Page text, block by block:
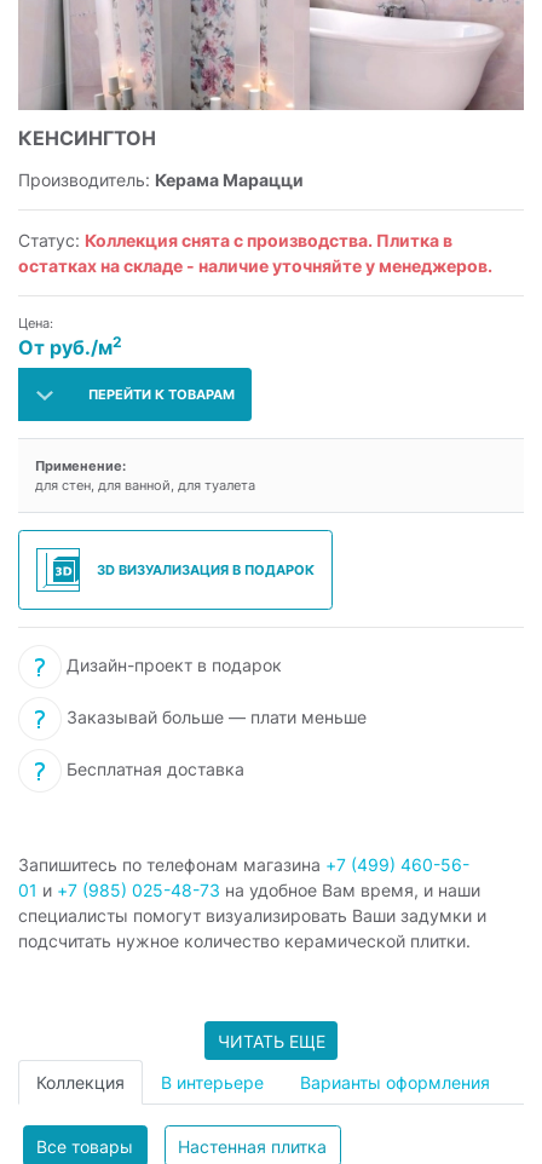
КЕНСИНГТОН
Производитель: Керама Марацци
Статус: Коллекция снята с производства. Плитка в
остатках на складе - наличие уточняйте у менеджеров.
Цена:
От руб./м2
ПЕРЕЙТИ К ТОВАРАМ
Применение:
для стен, для ванной, для туалета
3D ВИЗУАЛИЗАЦИЯ В ПОДАРОК
Дизайн-проект в подарок
Заказывай больше — плати меньше
Бесплатная доставка
Запишитесь по телефонам магазина +7 (499) 460-56-
01 и +7 (985) 025-48-73 на удобное Вам время, и наши
специалисты помогут визуализировать Ваши задумки и
подсчитать нужное количество керамической плитки.
ЧИТАТЬ ЕЩЕ
Коллекция В интерьере Варианты оформления
Все товары Настенная плитка